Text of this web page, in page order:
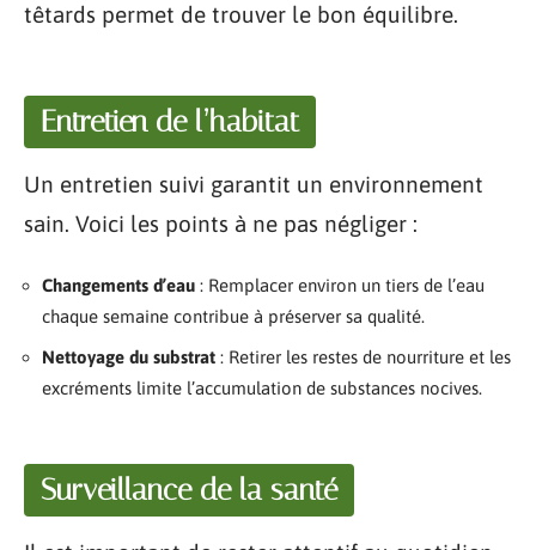
têtards permet de trouver le bon équilibre.
Entretien de l’habitat
Un entretien suivi garantit un environnement
sain. Voici les points à ne pas négliger :
Changements d’eau : Remplacer environ un tiers de l’eau
chaque semaine contribue à préserver sa qualité.
Nettoyage du substrat : Retirer les restes de nourriture et les
excréments limite l’accumulation de substances nocives.
Surveillance de la santé